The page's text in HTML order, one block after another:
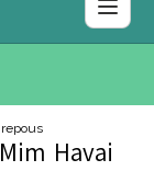
mim proximo de mim
Havai